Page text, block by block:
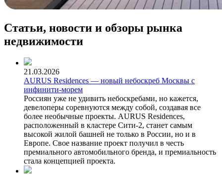
Статьи, новости и обзоры рынка
недвижимости
21.03.2026
AURUS Residences — новый небоскреб Москвы с
инфинити-морем
Россиян уже не удивить небоскребами, но кажется,
девелоперы соревнуются между собой, создавая все
более необычные проекты. AURUS Residences,
расположенный в кластере Сити-2, станет самым
высокой жилой башней не только в России, но и в
Европе. Свое название проект получил в честь
премиального автомобильного бренда, и премиальность
стала концепцией проекта.